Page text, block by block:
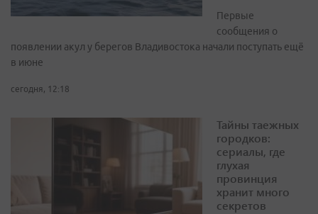
Первые
сообщения о
появлении акул у берегов Владивостока начали поступать ещё
в июне
сегодня, 12:18
Тайны таежных
городков:
сериалы, где
глухая
провинция
хранит много
секретов